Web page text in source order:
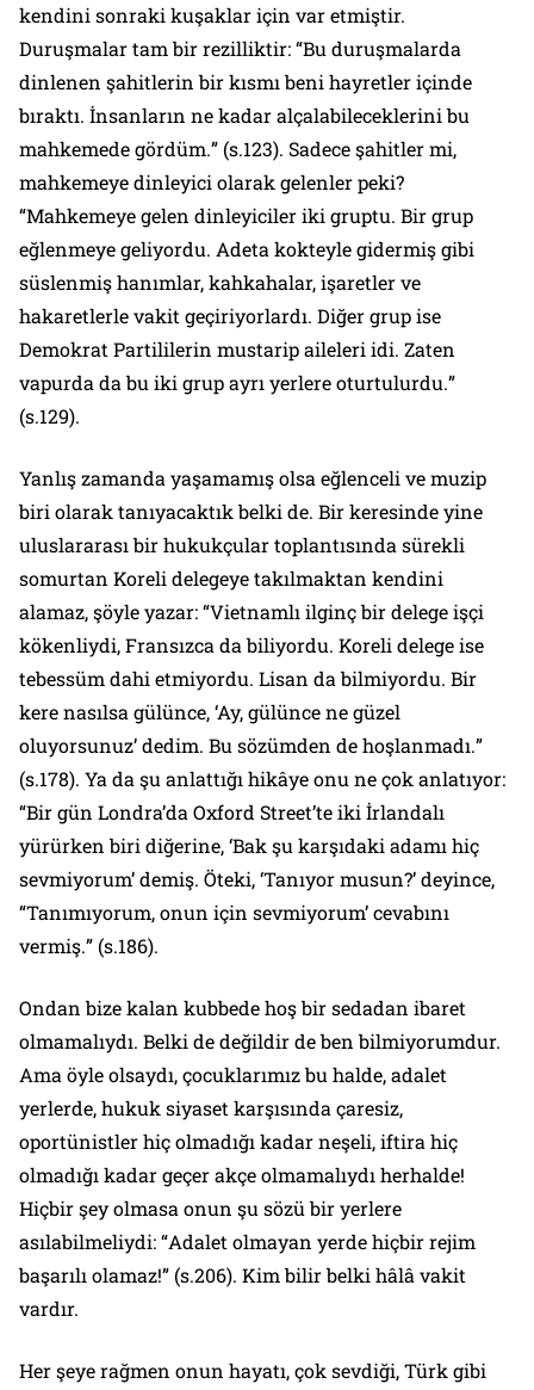
kendini sonraki kuşaklar için var etmiştir.
Duruşmalar tam bir rezilliktir: “Bu duruşmalarda
dinlenen şahitlerin bir kısmı beni hayretler içinde
bıraktı. İnsanların ne kadar alçalabileceklerini bu
mahkemede gördüm.” (s.123). Sadece şahitler mi,
mahkemeye dinleyici olarak gelenler peki?
“Mahkemeye gelen dinleyiciler iki gruptu. Bir grup
eğlenmeye geliyordu. Adeta kokteyle gidermiş gibi
süslenmiş hanımlar, kahkahalar, işaretler ve
hakaretlerle vakit geçiriyorlardı. Diğer grup ise
Demokrat Partililerin mustarip aileleri idi. Zaten
vapurda da bu iki grup ayrı yerlere oturtulurdu.”
(s.129).
Yanlış zamanda yaşamamış olsa eğlenceli ve muzip
biri olarak tanıyacaktık belki de. Bir keresinde yine
uluslararası bir hukukçular toplantısında sürekli
somurtan Koreli delegeye takılmaktan kendini
alamaz, şöyle yazar: “Vietnamlı ilginç bir delege işçi
kökenliydi, Fransızca da biliyordu. Koreli delege ise
tebessüm dahi etmiyordu. Lisan da bilmiyordu. Bir
kere nasılsa gülünce, ‘Ay, gülünce ne güzel
oluyorsunuz’ dedim. Bu sözümden de hoşlanmadı.”
(s.178). Ya da şu anlattığı hikâye onu ne çok anlatıyor:
“Bir gün Londra’da Oxford Street’te iki İrlandalı
yürürken biri diğerine, ‘Bak şu karşıdaki adamı hiç
sevmiyorum’ demiş. Öteki, ‘Tanıyor musun?’ deyince,
“Tanımıyorum, onun için sevmiyorum’ cevabını
vermiş.” (s.186).
Ondan bize kalan kubbede hoş bir sedadan ibaret
olmamalıydı. Belki de değildir de ben bilmiyorumdur.
Ama öyle olsaydı, çocuklarımız bu halde, adalet
yerlerde, hukuk siyaset karşısında çaresiz,
oportünistler hiç olmadığı kadar neşeli, iftira hiç
olmadığı kadar geçer akçe olmamalıydı herhalde!
Hiçbir şey olmasa onun şu sözü bir yerlere
asılabilmeliydi: “Adalet olmayan yerde hiçbir rejim
başarılı olamaz!” (s.206). Kim bilir belki hâlâ vakit
vardır.
Her şeye rağmen onun hayatı, çok sevdiği, Türk gibi